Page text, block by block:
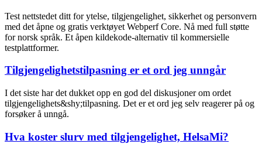
Test nettstedet ditt for ytelse, tilgjengelighet, sikkerhet og personvern
med det åpne og gratis verktøyet Webperf Core. Nå med full støtte
for norsk språk. Et åpen kildekode-alternativ til kommersielle
testplattformer.
Tilgjengelighets­tilpasning er et ord jeg unngår
I det siste har det dukket opp en god del diskusjoner om ordet
tilgjengelighets&shy;tilpasning. Det er et ord jeg selv reagerer på og
forsøker å unngå.
Hva koster slurv med tilgjengelighet, HelsaMi?